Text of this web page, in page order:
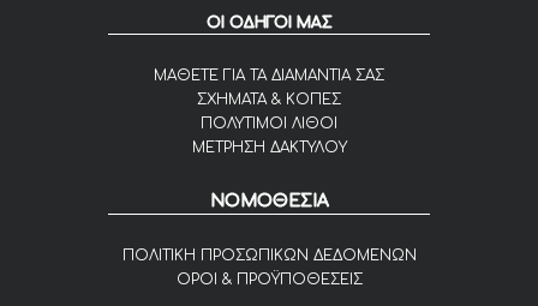
ΟΙ ΟΔΗΓΟΙ ΜΑΣ
ΜΑΘΕΤΕ ΓΙΑ ΤΑ ΔΙΑΜΑΝΤΙΑ ΣΑΣ
ΣΧΗΜΑΤΑ & ΚΟΠΕΣ
ΠΟΛΥΤΙΜΟΙ ΛΙΘΟΙ
ΜΕΤΡΗΣΗ ΔΑΚΤΥΛΟΥ
ΝΟΜΟΘΕΣΙΑ
ΠΟΛΙΤΙΚΗ ΠΡΟΣΩΠΙΚΩΝ ΔΕΔΟΜΕΝΩΝ
ΟΡΟΙ & ΠΡΟΫΠΟΘΕΣΕΙΣ